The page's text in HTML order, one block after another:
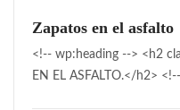
Zapatos en el asfalto
<!-- wp:heading --> <h2
EN EL ASFALTO.</h2>